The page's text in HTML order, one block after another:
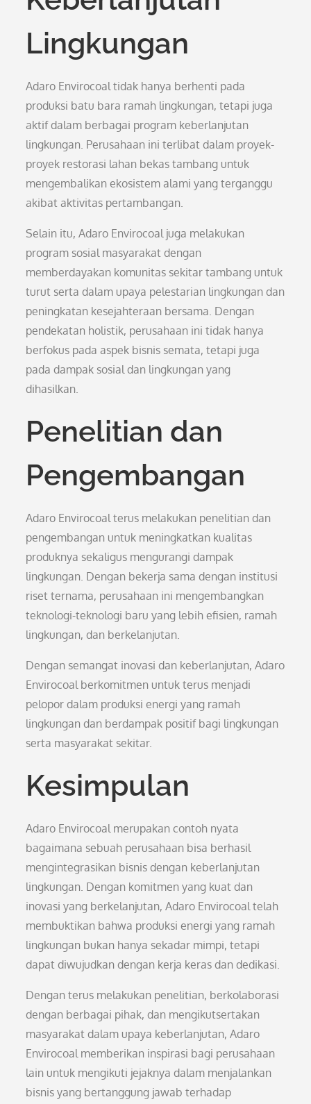
Lingkungan
Adaro Envirocoal tidak hanya berhenti pada
produksi batu bara ramah lingkungan, tetapi juga
aktif dalam berbagai program keberlanjutan
lingkungan. Perusahaan ini terlibat dalam proyek-
proyek restorasi lahan bekas tambang untuk
mengembalikan ekosistem alami yang terganggu
akibat aktivitas pertambangan.
Selain itu, Adaro Envirocoal juga melakukan
program sosial masyarakat dengan
memberdayakan komunitas sekitar tambang untuk
turut serta dalam upaya pelestarian lingkungan dan
peningkatan kesejahteraan bersama. Dengan
pendekatan holistik, perusahaan ini tidak hanya
berfokus pada aspek bisnis semata, tetapi juga
pada dampak sosial dan lingkungan yang
dihasilkan.
Penelitian dan
Pengembangan
Adaro Envirocoal terus melakukan penelitian dan
pengembangan untuk meningkatkan kualitas
produknya sekaligus mengurangi dampak
lingkungan. Dengan bekerja sama dengan institusi
riset ternama, perusahaan ini mengembangkan
teknologi-teknologi baru yang lebih efisien, ramah
lingkungan, dan berkelanjutan.
Dengan semangat inovasi dan keberlanjutan, Adaro
Envirocoal berkomitmen untuk terus menjadi
pelopor dalam produksi energi yang ramah
lingkungan dan berdampak positif bagi lingkungan
serta masyarakat sekitar.
Kesimpulan
Adaro Envirocoal merupakan contoh nyata
bagaimana sebuah perusahaan bisa berhasil
mengintegrasikan bisnis dengan keberlanjutan
lingkungan. Dengan komitmen yang kuat dan
inovasi yang berkelanjutan, Adaro Envirocoal telah
membuktikan bahwa produksi energi yang ramah
lingkungan bukan hanya sekadar mimpi, tetapi
dapat diwujudkan dengan kerja keras dan dedikasi.
Dengan terus melakukan penelitian, berkolaborasi
dengan berbagai pihak, dan mengikutsertakan
masyarakat dalam upaya keberlanjutan, Adaro
Envirocoal memberikan inspirasi bagi perusahaan
lain untuk mengikuti jejaknya dalam menjalankan
bisnis yang bertanggung jawab terhadap